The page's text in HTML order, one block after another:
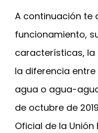
A continuación te
funcionamiento,
características,
la diferencia
agua o agua-
de octubre de
Oficial de la Unión